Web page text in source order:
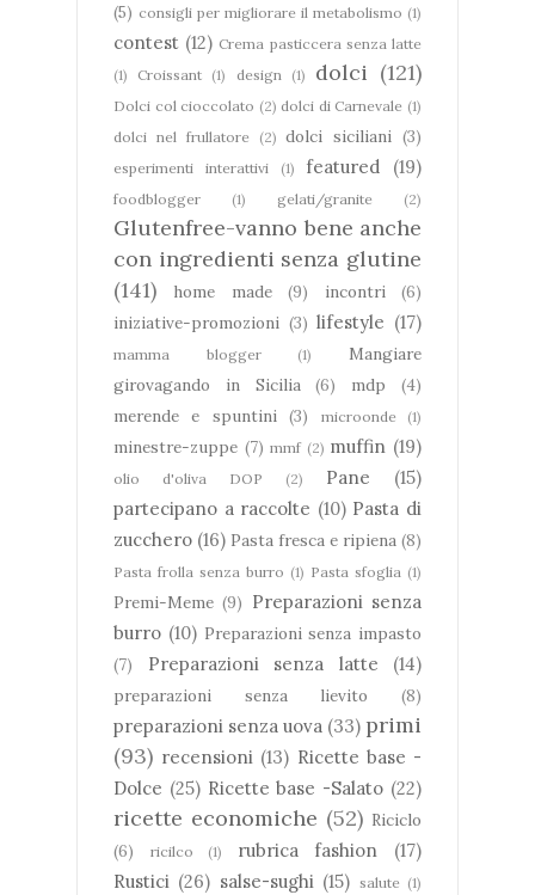
(5) consigli per migliorare il metabolismo (1)
contest (12) Crema pasticcera senza latte
(1)
Croissant (1) design (1) dolci (121)
Dolci col cioccolato (2) dolci di Carnevale (1)
dolci nel frullatore
(2) dolci siciliani (3)
esperimenti interattivi (1) featured (19)
foodblogger (1) gelati/granite (2)
Glutenfree-vanno bene anche
con ingredienti senza glutine
(141)
home made (9) incontri
(6)
iniziative-promozioni (3) lifestyle (17)
mamma blogger (1)
Mangiare
girovagando in Sicilia
(6) mdp
(4)
merende e spuntini (3) microonde (1)
minestre-zuppe (7) mmf (2) muffin (19)
olio d'oliva DOP (2) Pane
(15)
partecipano a raccolte (10) Pasta di
zucchero (16) Pasta fresca e ripiena (8)
Pasta frolla senza burro (1) Pasta sfoglia (1)
Premi-Meme (9) Preparazioni senza
burro (10) Preparazioni senza impasto
(7)
Preparazioni senza latte (14)
preparazioni senza lievito (8)
preparazioni senza uova (33) primi
(93) recensioni (13) Ricette base -
Dolce (25) Ricette base -Salato (22)
ricette economiche (52) Riciclo
(6)
ricilco (1) rubrica fashion
(17)
Rustici (26) salse-sughi (15) salute (1)